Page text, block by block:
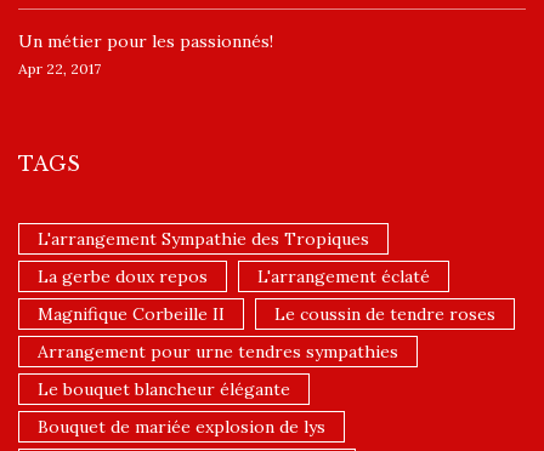
Un ​métier pour les passionnés​!
Apr 22, 2017
TAGS
L'arrangement Sympathie des Tropiques
La gerbe doux repos
L'arrangement éclaté
Magnifique Corbeille II
Le coussin de tendre roses
Arrangement pour urne tendres sympathies
Le bouquet blancheur élégante
Bouquet de mariée explosion de lys